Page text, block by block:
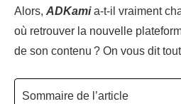
Alors, ADKamia-t-il vraiment
où retrouver la nouvelle
de son contenu ? On vous dit
Sommaire de l’article